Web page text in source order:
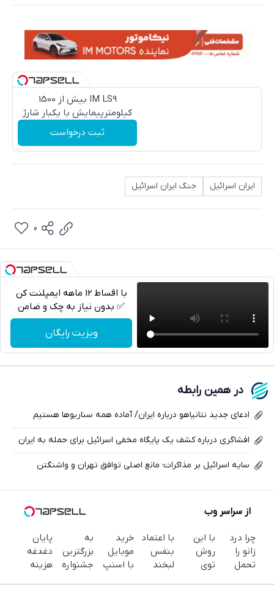
IM LS9 بیش از 1500
کیلومترپیمایش با یکبار شارژ
ثبت درخواست
ایران اسرائیل جنگ ایران اسرائیل
واتساپ
0
با اقساط 12 ماهه ایمپلنت کن
✅ بدون نیاز به چک و ضامن
ویزیت رایگان
در همین رابطه
ادعای جدید نتانیاهو درباره ایران/ آماده همه سناریوها هستیم
افشاگری درباره کشف یک پایگاه مخفی اسرائیل برای حمله به ایران
سایه اسرائیل بر مذاکرات؛ مانع اصلی توافق تهران و واشنگتن
از سراسر وب
چرا درد
زانو را
تحمل
با این
روش
توی
با اعتماد
بنفس
لبخند
خرید
موبایل
با اسنپ
به
بزرگترین
جشنواره
پایان
دغدغه
هزینه